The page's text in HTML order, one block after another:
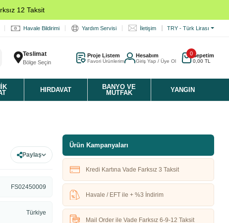
12 Taksit
Havale Bildirimi Yardım Servisi İletişim TRY - Türk Lirası
Teslimat
Bölge Seçin
Proje Listem
Favori Ürünlerim
Hesabım
Giriş Yap / Üye Ol
0Sepetim
0,00 TL
HIRDAVAT
BANYO VE
MUTFAK
YANGIN
Paylaş
FS02450009
Türkiye
Ürün Kampanyaları
Kredi Kartına Vade Farksız 3 Taksit
Havale / EFT ile + %3 İndirim
Mail Order ile Vade Farksız 6-9-12 Taksit